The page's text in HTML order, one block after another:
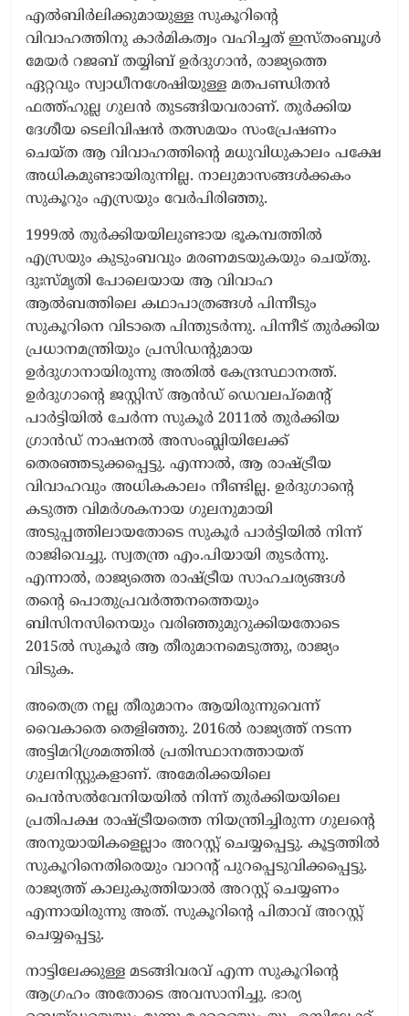
എൽബിർലിക്കുമായുള്ള സുകൂറിന്റെ
വിവാഹത്തിനു കാർമികത്വം വഹിച്ചത് ഇസ്തംബൂൾ
മേയർ റജബ് തയ്യിബ് ഉർദുഗാൻ, രാജ്യത്തെ
ഏറ്റവും സ്വാധീനശേഷിയുള്ള മതപണ്ഡിതൻ
ഫത്ത്ഹുല്ല ഗുലൻ തുടങ്ങിയവരാണ്. തുർക്കിയ
ദേശീയ ടെലിവിഷൻ തത്സമയം സംപ്രേഷണം
ചെയ്ത ആ വിവാഹത്തിന്റെ മധുവിധുകാലം പക്ഷേ
അധികമുണ്ടായിരുന്നില്ല. നാലുമാസങ്ങൾക്കകം
സുകൂറും എസ്രയും വേർപിരിഞ്ഞു.
1999ൽ തുർക്കിയയിലുണ്ടായ ഭൂകമ്പത്തിൽ
എസ്രയും കുടുംബവും മരണമടയുകയും ചെയ്തു.
ദുഃസ്മൃതി പോലെയായ ആ വിവാഹ
ആൽബത്തിലെ കഥാപാത്രങ്ങൾ പിന്നീടും
സുകൂറിനെ വിടാതെ പിന്തുടർന്നു. പിന്നീട് തുർക്കിയ
പ്രധാനമന്ത്രിയും പ്രസിഡന്റുമായ
ഉർദുഗാനായിരുന്നു അതിൽ കേന്ദ്രസ്ഥാനത്ത്.
ഉർദുഗാന്റെ ജസ്റ്റിസ് ആൻഡ് ഡെവലപ്മെന്റ്
പാർട്ടിയിൽ ചേർന്ന സുകൂർ 2011ൽ തുർക്കിയ
ഗ്രാൻഡ് നാഷനൽ അസംബ്ലിയിലേക്ക്
തെരഞ്ഞടുക്കപ്പെട്ടു. എന്നാൽ, ആ രാഷ്ട്രീയ
വിവാഹവും അധികകാലം നീണ്ടില്ല. ഉർദുഗാന്റെ
കടുത്ത വിമർശകനായ ഗുലനുമായി
അടുപ്പത്തിലായതോടെ സുകൂർ പാർട്ടിയിൽ നിന്ന്
രാജിവെച്ചു. സ്വതന്ത്ര എം.പിയായി തുടർന്നു.
എന്നാൽ, രാജ്യത്തെ രാഷ്ട്രീയ സാഹചര്യങ്ങൾ
തന്റെ പൊതുപ്രവർത്തനത്തെയും
ബിസിനസിനെയും വരിഞ്ഞുമുറുക്കിയതോടെ
2015ൽ സുകൂർ ആ തീരുമാനമെടുത്തു, രാജ്യം
വിടുക.
അതെത്ര നല്ല തീരുമാനം ആയിരുന്നുവെന്ന്
വൈകാതെ തെളിഞ്ഞു. 2016ൽ രാജ്യത്ത് നടന്ന
അട്ടിമറിശ്രമത്തിൽ പ്രതിസ്ഥാനത്തായത്
ഗുലനിസ്റ്റുകളാണ്. അമേരിക്കയിലെ
പെൻസൽവേനിയയിൽ നിന്ന് തുർക്കിയയിലെ
പ്രതിപക്ഷ രാഷ്ട്രീയത്തെ നിയന്ത്രിച്ചിരുന്ന ഗുലന്റെ
അനുയായികളെല്ലാം അറസ്റ്റ് ചെയ്യപ്പെട്ടു. കൂട്ടത്തിൽ
സുകൂറിനെതിരെയും വാറന്റ് പുറപ്പെടുവിക്കപ്പെട്ടു.
രാജ്യത്ത് കാലുകുത്തിയാൽ അറസ്റ്റ് ചെയ്യണം
എന്നായിരുന്നു അത്. സുകൂറിന്റെ പിതാവ് അറസ്റ്റ്
ചെയ്യപ്പെട്ടു.
നാട്ടിലേക്കുള്ള മടങ്ങിവരവ് എന്ന സുകൂറിന്റെ
ആഗ്രഹം അതോടെ അവസാനിച്ചു. ഭാര്യ